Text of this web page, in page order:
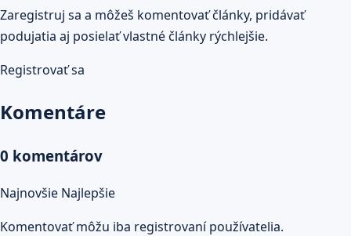
Zaregistruj sa a môžeš komentovať články, pridávať
podujatia aj posielať vlastné články rýchlejšie.
Registrovať sa
Komentáre
0 komentárov
Najnovšie Najlepšie
Komentovať môžu iba registrovaní používatelia.